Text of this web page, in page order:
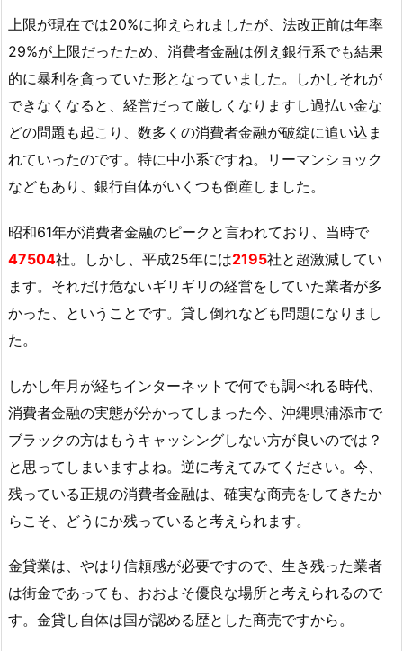
上限が現在では20%に抑えられましたが、法改正前は年率
29%が上限だったため、消費者金融は例え銀行系でも結果
的に暴利を貪っていた形となっていました。しかしそれが
できなくなると、経営だって厳しくなりますし過払い金な
どの問題も起こり、数多くの消費者金融が破綻に追い込ま
れていったのです。特に中小系ですね。リーマンショック
などもあり、銀行自体がいくつも倒産しました。
昭和61年が消費者金融のピークと言われており、当時で
47504社。しかし、平成25年には2195社と超激減してい
ます。それだけ危ないギリギリの経営をしていた業者が多
かった、ということです。貸し倒れなども問題になりまし
た。
しかし年月が経ちインターネットで何でも調べれる時代、
消費者金融の実態が分かってしまった今、沖縄県浦添市で
ブラックの方はもうキャッシングしない方が良いのでは？
と思ってしまいますよね。逆に考えてみてください。今、
残っている正規の消費者金融は、確実な商売をしてきたか
らこそ、どうにか残っていると考えられます。
金貸業は、やはり信頼感が必要ですので、生き残った業者
は街金であっても、おおよそ優良な場所と考えられるので
す。金貸し自体は国が認める歴とした商売ですから。